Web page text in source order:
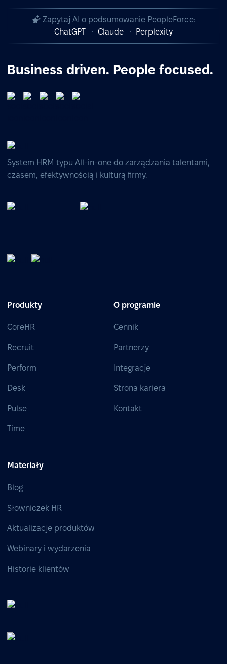
Zapytaj AI o podsumowanie PeopleForce:
ChatGPT
Claude Perplexity
Business driven. People focused.
System HRM typu All-in-one do zarządzania talentami,
czasem, efektywnością i kulturą firmy.
Produkty
CoreHR
Recruit
Perform
Desk
Pulse
Time
O programie
Cennik
Partnerzy
Integracje
Strona kariera
Kontakt
Materiały
Blog
Słowniczek HR
Aktualizacje produktów
Webinary i wydarzenia
Historie klientów